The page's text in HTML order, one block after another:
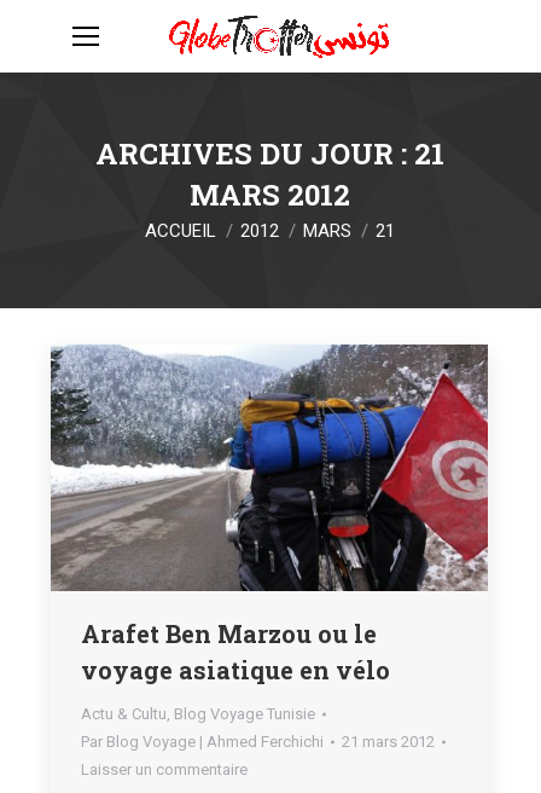
ARCHIVES DU JOUR : 21
MARS 2012
Vous êtes ici :ACCUEIL 2012 MARS 21
Arafet Ben Marzou ou le
voyage asiatique en vélo
Actu & Cultu, Blog Voyage Tunisie
Par Blog Voyage | Ahmed Ferchichi
21 mars 2012
Laisser un commentaire